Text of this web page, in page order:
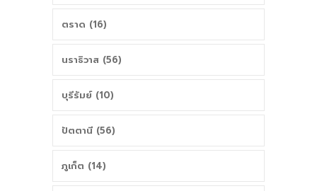
ตราด (16)
นราธิวาส (56)
บุรีรัมย์ (10)
ปัตตานี (56)
ภูเก็ต (14)